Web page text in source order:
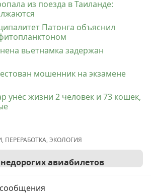
из поезда в Таиланде:
Патонга объяснил
вьетнамка задержан
мошенник на экзамене
унёс жизни 2 человек и 73 кошек,
, ПЕРЕРАБОТКА,ЭКОЛОГИЯ
авиабилетов